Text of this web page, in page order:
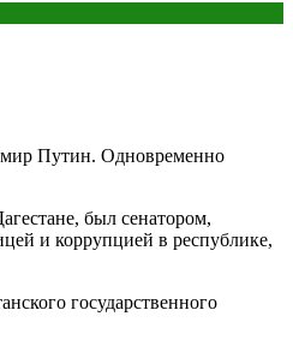
Путин. Одновременно
был сенатором,
и коррупцией в республике,
государственного